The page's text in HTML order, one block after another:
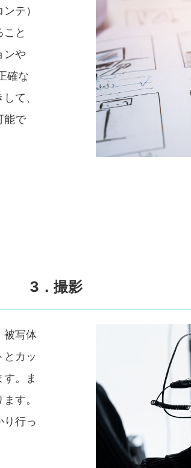
テ）
と
ンや
確な
て、
能で
3．撮影
被写体
カッ
。ま
す。
り行っ